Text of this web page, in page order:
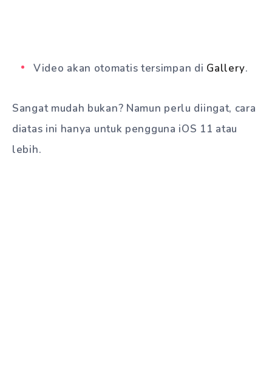
Video akan otomatis tersimpan di Gallery.
Sangat mudah bukan? Namun perlu diingat, cara
diatas ini hanya untuk pengguna iOS 11 atau
lebih.